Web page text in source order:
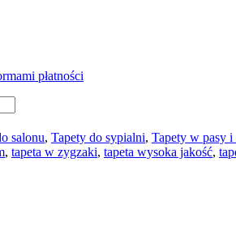
płatności
salonu, Tapety do sypialni, Tapety w pasy i
, tapeta w zygzaki, tapeta wysoka jakość,